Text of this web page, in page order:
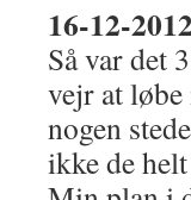
16-12-
Så var det
vejr at
nogen
ikke de